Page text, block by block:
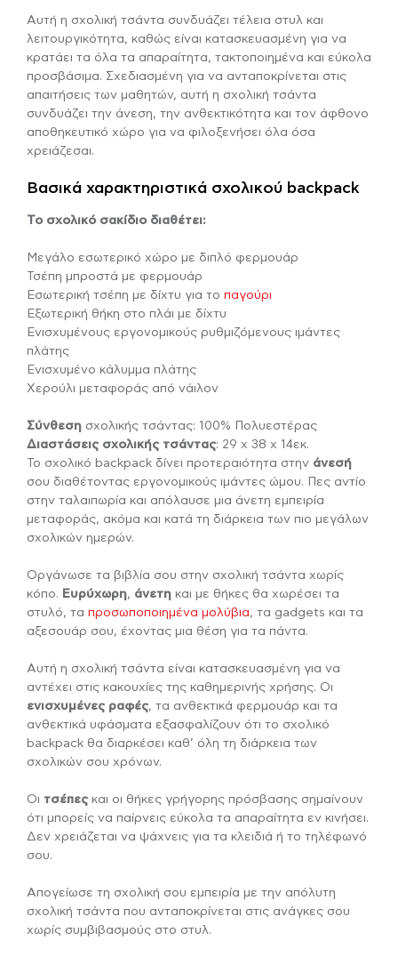
Αυτή η σχολική τσάντα συνδυάζει τέλεια στυλ και
λειτουργικότητα, καθώς είναι κατασκευασμένη για να
κρατάει τα όλα τα απαραίτητα, τακτοποιημένα και εύκολα
προσβάσιμα. Σχεδιασμένη για να ανταποκρίνεται στις
απαιτήσεις των μαθητών, αυτή η σχολική τσάντα
συνδυάζει την άνεση, την ανθεκτικότητα και τον άφθονο
αποθηκευτικό χώρο για να φιλοξενήσει όλα όσα
χρειάζεσαι.
Βασικά χαρακτηριστικά σχολικού backpack
Το σχολικό σακίδιο διαθέτει:
Μεγάλο εσωτερικό χώρο με διπλό φερμουάρ
Τσέπη μπροστά με φερμουάρ
Εσωτερική τσέπη με δίχτυ για το παγούρι
Εξωτερική θήκη στο πλάι με δίχτυ
Ενισχυμένους εργονομικούς ρυθμιζόμενους ιμάντες
πλάτης
Ενισχυμένο κάλυμμα πλάτης
Χερούλι μεταφοράς από νάιλον
Σύνθεση σχολικής τσάντας: 100% Πολυεστέρας
Διαστάσεις σχολικής τσάντας: 29 x 38 x 14εκ.
Το σχολικό backpack δίνει προτεραιότητα στην άνεσή
σου διαθέτοντας εργονομικούς ιμάντες ώμου. Πες αντίο
στην ταλαιπωρία και απόλαυσε μια άνετη εμπειρία
μεταφοράς, ακόμα και κατά τη διάρκεια των πιο μεγάλων
σχολικών ημερών.
Οργάνωσε τα βιβλία σου στην σχολική τσάντα χωρίς
κόπο. Ευρύχωρη, άνετη και με θήκες θα χωρέσει τα
στυλό, τα προσωποποιημένα μολύβια, τα gadgets και τα
αξεσουάρ σου, έχοντας μια θέση για τα πάντα.
Αυτή η σχολική τσάντα είναι κατασκευασμένη για να
αντέχει στις κακουχίες της καθημερινής χρήσης. Οι
ενισχυμένες ραφές, τα ανθεκτικά φερμουάρ και τα
ανθεκτικά υφάσματα εξασφαλίζουν ότι το σχολικό
backpack θα διαρκέσει καθ’ όλη τη διάρκεια των
σχολικών σου χρόνων.
Οι τσέπες και οι θήκες γρήγορης πρόσβασης σημαίνουν
ότι μπορείς να παίρνεις εύκολα τα απαραίτητα εν κινήσει.
Δεν χρειάζεται να ψάχνεις για τα κλειδιά ή το τηλέφωνό
σου.
Απογείωσε τη σχολική σου εμπειρία με την απόλυτη
σχολική τσάντα που ανταποκρίνεται στις ανάγκες σου
χωρίς συμβιβασμούς στο στυλ.